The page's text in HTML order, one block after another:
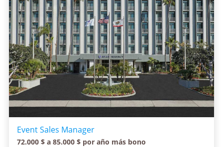
Event Sales Manager
72.000 $ a 85.000 $ por año más bono